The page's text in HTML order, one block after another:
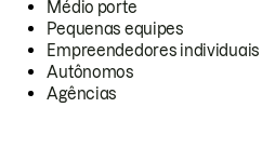
Médio porte
Pequenas equipes
Empreendedores individuais
Autônomos
Agências